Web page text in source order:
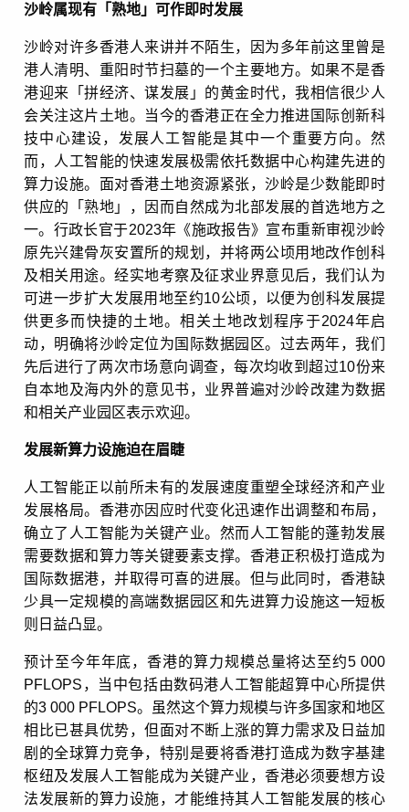
沙岭属现有「熟地」可作即时发展
沙岭对许多香港人来讲并不陌生，因为多年前这里曾是
港人清明、重阳时节扫墓的一个主要地方。如果不是香
港迎来「拼经济、谋发展」的黄金时代，我相信很少人
会关注这片土地。当今的香港正在全力推进国际创新科
技中心建设，发展人工智能是其中一个重要方向。然
而，人工智能的快速发展极需依托数据中心构建先进的
算力设施。面对香港土地资源紧张，沙岭是少数能即时
供应的「熟地」，因而自然成为北部发展的首选地方之
一。行政长官于2023年《施政报告》宣布重新审视沙岭
原先兴建骨灰安置所的规划，并将两公顷用地改作创科
及相关用途。经实地考察及征求业界意见后，我们认为
可进一步扩大发展用地至约10公顷，以便为创科发展提
供更多而快捷的土地。相关土地改划程序于2024年启
动，明确将沙岭定位为国际数据园区。过去两年，我们
先后进行了两次市场意向调查，每次均收到超过10份来
自本地及海内外的意见书，业界普遍对沙岭改建为数据
和相关产业园区表示欢迎。
发展新算力设施迫在眉睫
人工智能正以前所未有的发展速度重塑全球经济和产业
发展格局。香港亦因应时代变化迅速作出调整和布局，
确立了人工智能为关键产业。然而人工智能的蓬勃发展
需要数据和算力等关键要素支撑。香港正积极打造成为
国际数据港，并取得可喜的进展。但与此同时，香港缺
少具一定规模的高端数据园区和先进算力设施这一短板
则日益凸显。
预计至今年年底，香港的算力规模总量将达至约5 000
PFLOPS，当中包括由数码港人工智能超算中心所提供
的3 000 PFLOPS。虽然这个算力规模与许多国家和地区
相比已甚具优势，但面对不断上涨的算力需求及日益加
剧的全球算力竞争，特别是要将香港打造成为数字基建
枢纽及发展人工智能成为关键产业，香港必须要想方设
法发展新的算力设施，才能维持其人工智能发展的核心